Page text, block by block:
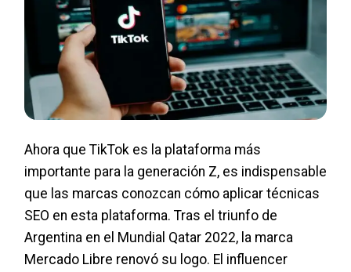
Ahora que TikTok es la plataforma más
importante para la generación Z, es indispensable
que las marcas conozcan cómo aplicar técnicas
SEO en esta plataforma. Tras el triunfo de
Argentina en el Mundial Qatar 2022, la marca
Mercado Libre renovó su logo. El influencer